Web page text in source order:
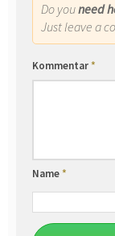
Do youneed
Just leave a
Kommentar*
Name*